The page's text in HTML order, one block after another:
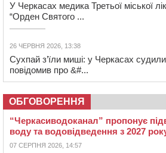
У Черкасах медика Третьої міської
“Орден Святого ...
26 ЧЕРВНЯ 2026, 13:38
Сухпай з’їли миші: у Черкасах судили
повідомив про &#...
ОБГОВОРЕННЯ
“Черкасиводоканал” пропонує
воду та водовідведення з 2027
07 СЕРПНЯ 2026, 14:57